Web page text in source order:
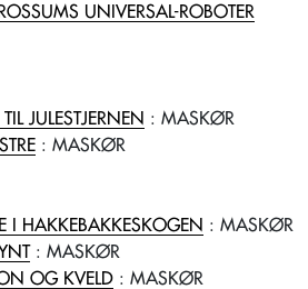
UNIVERSAL-ROBOTER
JULESTJERNEN : MASKØR
: MASKØR
I HAKKEBAKKESKOGEN : MASKØR
: MASKØR
OG KVELD : MASKØR